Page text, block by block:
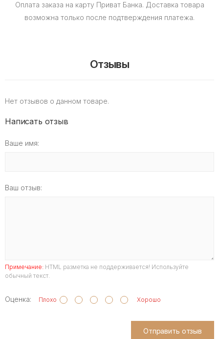
Оплата заказа на карту Приват Банка. Доставка товара
возможна только после подтверждения платежа.
Отзывы
Нет отзывов о данном товаре.
Написать отзыв
Ваше имя:
Ваш отзыв:
Примечание: HTML разметка не поддерживается! Используйте
обычный текст.
Оценка: Плохо Хорошо
Отправить отзыв